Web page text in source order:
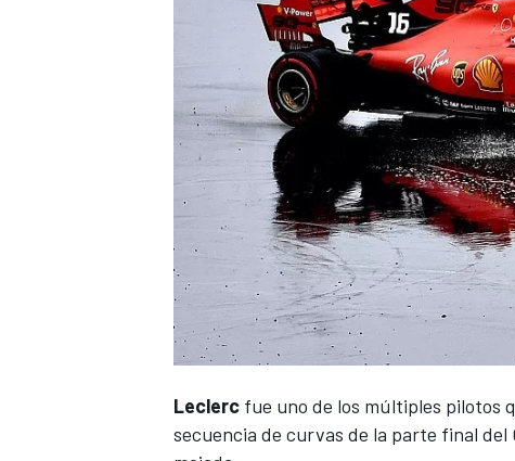
NASCAR CUP
Leclerc fue uno de los múltiples pilotos
secuencia de curvas de la parte final del